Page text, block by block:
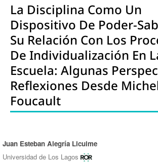
La Disciplina Como Un
Dispositivo De Poder-
Su Relación Con Los
De Individualización En
Escuela: Algunas
Reflexiones Desde
Foucault
Autores/as
Juan Esteban Alegría Licuime
Universidad de Los Lagos